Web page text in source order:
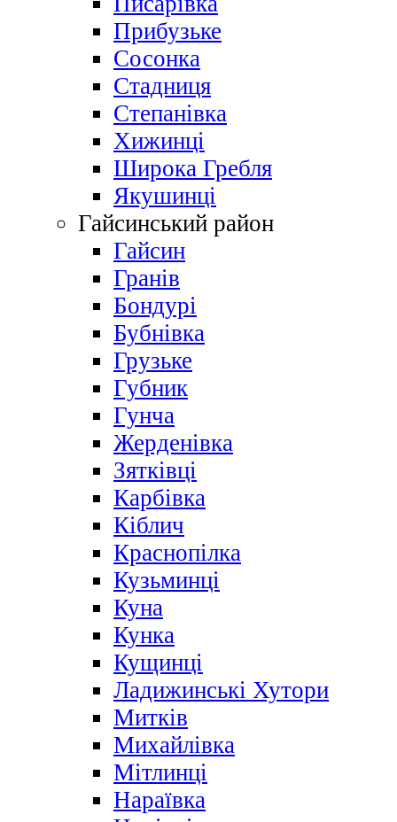
Прибузьке
Сосонка
Стадниця
Степанівка
Хижинці
Широка Гребля
Якушинці
Гайсинський район
Гайсин
Гранів
Бондурі
Бубнівка
Грузьке
Губник
Гунча
Жерденівка
Зятківці
Карбівка
Кіблич
Краснопілка
Кузьминці
Куна
Кунка
Кущинці
Ладижинські Хутори
Митків
Михайлівка
Мітлинці
Нараївка